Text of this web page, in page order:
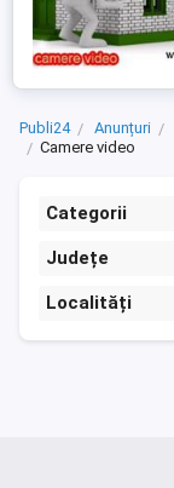
Publi24 Anunțuri
Camere video
Categorii
Județe
Localități